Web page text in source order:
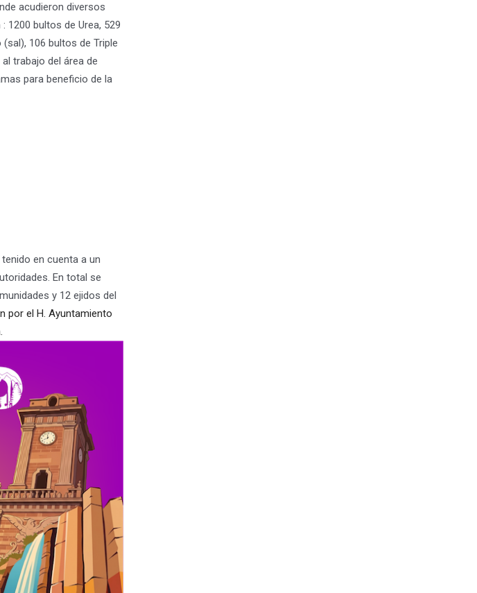
acudieron diversos
bultos de Urea, 529
106 bultos de Triple
trabajo del área de
para beneficio de la
en cuenta a un
En total se
y 12 ejidos del
por el H. Ayuntamiento